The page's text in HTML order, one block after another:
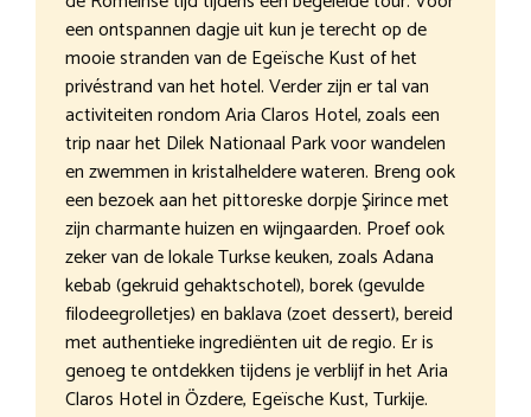
een ontspannen dagje uit kun je terecht op de
mooie stranden van de Egeïsche Kust of het
privéstrand van het hotel. Verder zijn er tal van
activiteiten rondom Aria Claros Hotel, zoals een
trip naar het Dilek Nationaal Park voor wandelen
en zwemmen in kristalheldere wateren. Breng ook
een bezoek aan het pittoreske dorpje Şirince met
zijn charmante huizen en wijngaarden. Proef ook
zeker van de lokale Turkse keuken, zoals Adana
kebab (gekruid gehaktschotel), borek (gevulde
filodeegrolletjes) en baklava (zoet dessert), bereid
met authentieke ingrediënten uit de regio. Er is
genoeg te ontdekken tijdens je verblijf in het Aria
Claros Hotel in Özdere, Egeïsche Kust, Turkije.